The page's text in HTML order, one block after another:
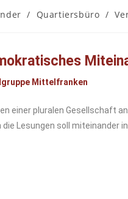
/ Quartiersbüro /
Mittelfranken
einer pluralen Gesellschaft
Lesungen soll miteinander